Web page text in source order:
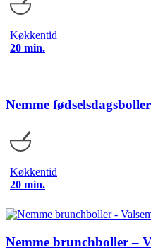
Køkkentid
20 min.
Nemme
Køkkentid
20 min.
Nemme brunchboller –